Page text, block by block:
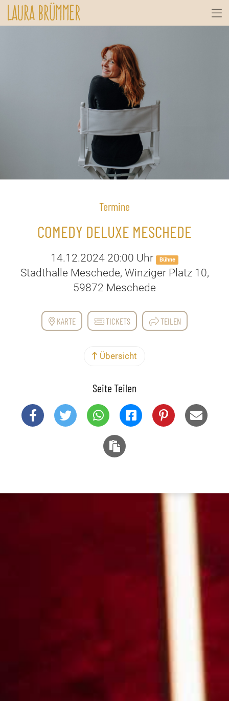
Termine
COMEDY DELUXE MESCHEDE
14.12.2024 20:00 Uhr Bühne
Stadthalle Meschede, Winziger Platz 10,
59872 Meschede
KARTE TICKETS TEILEN
Übersicht
Seite Teilen